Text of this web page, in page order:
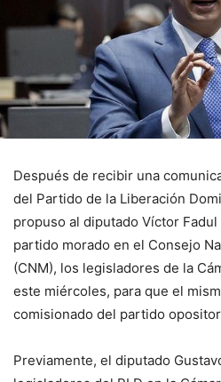
Después de recibir una
del Partido de la Liberación
propuso al diputado Víctor
partido morado en el Consejo
(CNM), los legisladores de la
este miércoles, para que el
comisionado del partido
Previamente, el diputado